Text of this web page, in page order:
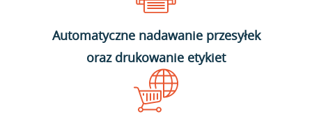
Automatyczne nadawanie przesyłek
oraz drukowanie etykiet